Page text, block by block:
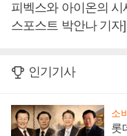
피벡스와 아이온의 시
스포스트 박안나 기자]
인기기사
소
롯